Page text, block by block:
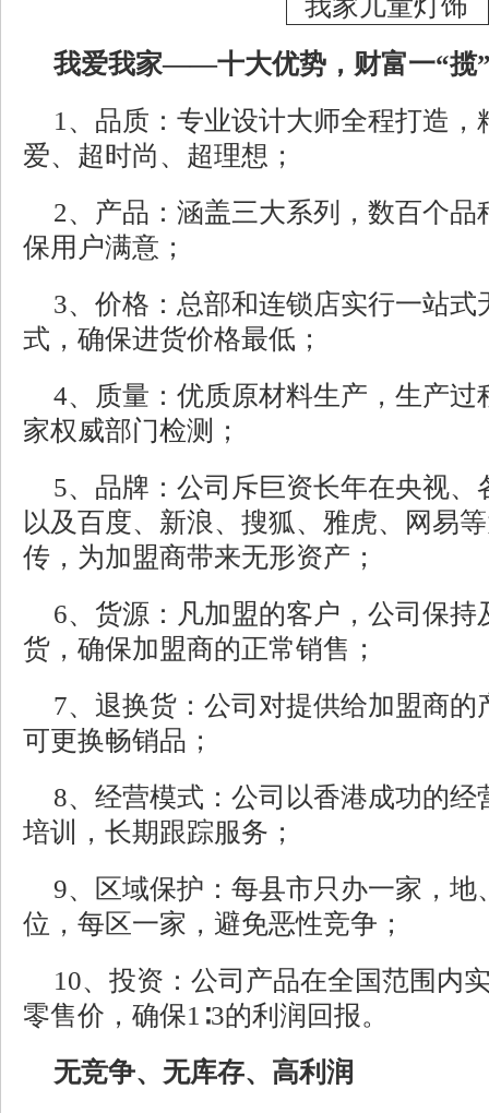
我爱我家——十大优势，财富一“揽
1、品质：专业设计大师全程打造
爱、超时尚、超理想；
2、产品：涵盖三大系列，数百个
保用户满意；
3、价格：总部和连锁店实行一站式
式，确保进货价格最低；
4、质量：优质原材料生产，生产过
家权威部门检测；
5、品牌：公司斥巨资长年在央视
以及百度、新浪、搜狐、雅虎、网易
传，为加盟商带来无形资产；
6、货源：凡加盟的客户，公司保持
货，确保加盟商的正常销售；
7、退换货：公司对提供给加盟商
可更换畅销品；
8、经营模式：公司以香港成功的
培训，长期跟踪服务；
9、区域保护：每县市只办一家，地
位，每区一家，避免恶性竞争；
10、投资：公司产品在全国范围内
零售价，确保1∶3的利润回报。
无竞争、无库存、高利润